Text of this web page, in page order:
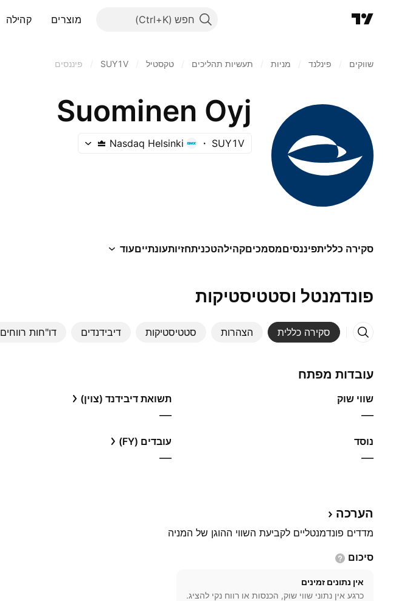
חפש מוצרים קהילה
שווקים פינלנד מניות‏ תעשיות תהליכים טקסטיל SUY1V פיננסים
Suominen Oyj
SUY1V
Nasdaq Helsinki
סקירה כלליתפיננסיםמסמכיםקהילהטכניתחזיותעונתייםעוד
פונדמנטל וסטטיסטיקות
סקירה כללית הצהרות סטטיסטיקות דיבידנדים דו"חות רווחים
עובדות מפתח
שווי שוק
—
תשואת דיבידנד (צוין)
—
נוסד
—
עובדים (FY)
—
הערכה
מדדים פונדמנטליים לקביעת השווי ההוגן של המניה
סיכום
אין נתונים זמינים
כרגע אין נתוני שווי שוק, הכנסות או רווח נקי להציג.